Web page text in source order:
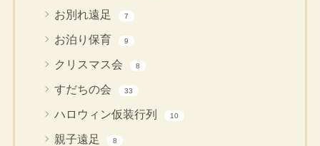
お別れ遠足 7
お泊り保育 9
クリスマス会 8
すだちの会 33
ハロウィン仮装行列 10
親子遠足 8